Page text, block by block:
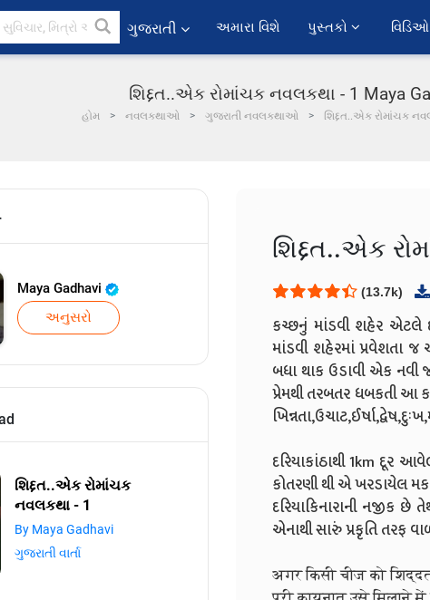
ગુજરાતી અમારા વિશે પુસ્તકો વિડિઓ
શિદ્દત..એક રોમાંચક નવલકથા - 1 Maya
હોમ નવલકથાઓ ગુજરાતી નવલકથાઓ શિદ્દત..એક રોમાંચક
Maya Gadhavi
અનુસરો
શિદ્દત..એક રોમાંચક
નવલકથા - 1
By Maya Gadhavi
ગુજરાતી વાર્તા
શિદ્દત..એક
(13.7k)
કચ્છનું માંડવી શહેર એટલે
માંડવી શહેરમાં પ્રવેશતા જ
બધા થાક ઉડાવી એક
પ્રેમથી તરબતર ધબકતી આ
દરિયાકાંઠાથી 1km દૂર
કોતરણી થી એ ખરડાયેલ
દરિયાકિનારાની નજીક
એનાથી સારું પ્રકૃતિ તરફ
अगर किसी चीज को